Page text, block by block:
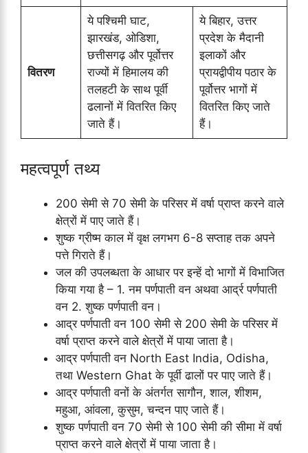
वितरण
ये पश्चिमी घाट,
झारखंड, ओडिशा,
छत्तीसगढ़ और पूर्वोत्तर
राज्यों में हिमालय की
तलहटी के साथ पूर्वी
ढलानों में वितरित किए
जाते हैं।
ये बिहार, उत्तर
प्रदेश के मैदानी
इलाकों और
प्रायद्वीपीय पठार के
पूर्वोत्तर भागों में
वितरित किए जाते
हैं।
महत्वपूर्ण तथ्य
200 सेमी से 70 सेमी के परिसर में वर्षा प्राप्त करने वाले
क्षेत्रों में पाए जाते हैं।
शुष्क ग्रीष्म काल में वृक्ष लगभग 6-8 सप्ताह तक अपने
पत्ते गिराते हैं।
जल की उपलब्धता के आधार पर इन्हें दो भागों में विभाजित
किया गया है – 1. नम पर्णपाती वन अथवा आर्द्र पर्णपाती
वन 2. शुष्क पर्णपाती वन।
आद्र पर्णपाती वन 100 सेमी से 200 सेमी के परिसर में
वर्षा प्राप्त करने वाले क्षेत्रों में पाया जाता है।
आद्र पर्णपाती वन North East India, Odisha,
तथा Western Ghat के पूर्वी ढालों पर पाए जाते हैं।
आद्र पर्णपाती वनों के अंतर्गत सागौन, शाल, शीशम,
महुआ, आंवला, कुसुम, चन्दन पाए जाते हैं।
शुष्क पर्णपाती वन 70 सेमी से 100 सेमी की सीमा में वर्षा
प्राप्त करने वाले क्षेत्रों में पाया जाता है।